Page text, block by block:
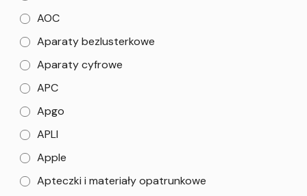
AOC
Aparaty bezlusterkowe
Aparaty cyfrowe
APC
Apgo
APLI
Apple
Apteczki i materiały opatrunkowe